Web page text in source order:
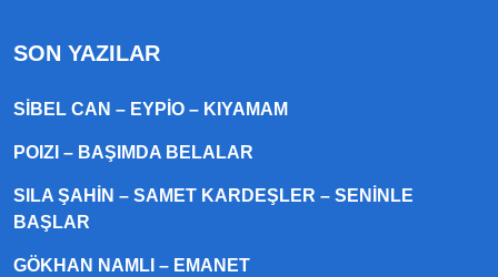
SON YAZILAR
SIBEL CAN – EYPIO – KIYAMAM
POIZI – BAŞIMDA BELALAR
SILA ŞAHIN – SAMET KARDEŞLER – SENINLE
BAŞLAR
GÖKHAN NAMLI – EMANET